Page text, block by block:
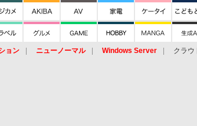
ョン ニューノーマル Windows Server クラウ